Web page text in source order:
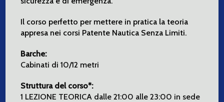
Il corso perfetto per mettere in pratica la teoria
appresa nei corsi Patente Nautica Senza Limiti.
Barche:
Cabinati di 10/12 metri
Struttura del corso*:
1 LEZIONE TEORICA dalle 21:00 alle 23:00 in sede